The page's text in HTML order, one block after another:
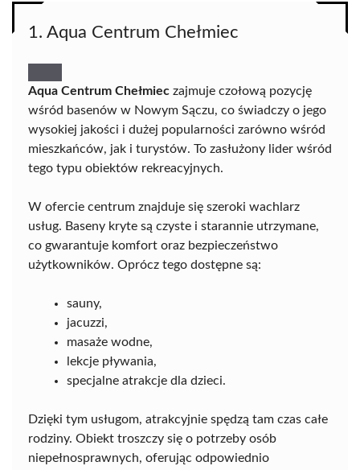
1. Aqua Centrum Chełmiec
Aqua Centrum Chełmiec zajmuje czołową pozycję
wśród basenów w Nowym Sączu, co świadczy o jego
wysokiej jakości i dużej popularności zarówno wśród
mieszkańców, jak i turystów. To zasłużony lider wśród
tego typu obiektów rekreacyjnych.
W ofercie centrum znajduje się szeroki wachlarz
usług. Baseny kryte są czyste i starannie utrzymane,
co gwarantuje komfort oraz bezpieczeństwo
użytkowników. Oprócz tego dostępne są:
sauny,
jacuzzi,
masaże wodne,
lekcje pływania,
specjalne atrakcje dla dzieci.
Dzięki tym usługom, atrakcyjnie spędzą tam czas całe
rodziny. Obiekt troszczy się o potrzeby osób
niepełnosprawnych, oferując odpowiednio